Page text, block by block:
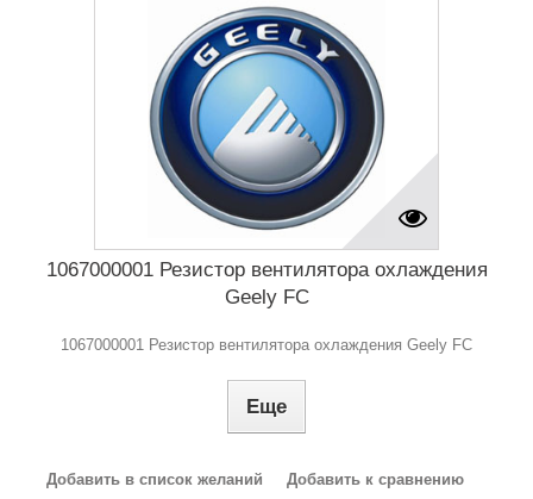
1067000001 Резистор вентилятора охлаждения
Geely FC
1067000001 Резистор вентилятора охлаждения Geely FC
Еще
Добавить в список желаний Добавить к сравнению